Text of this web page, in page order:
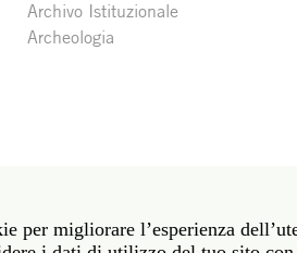
Archivo Istituzionale
Archeologia
Masina 5 00153 Roma ITALIA
per migliorare l’esperienza